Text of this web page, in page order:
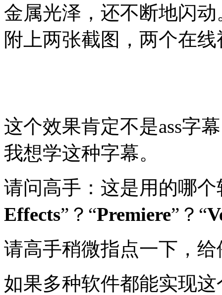
金属光泽，还不断地闪动
附上两张截图，两个在
这个效果肯定不是ass字
我想学这种字幕。
请问高手：这是用的哪个
Effects”？“Premiere”？“
请高手稍微指点一下，
如果多种软件都能实现